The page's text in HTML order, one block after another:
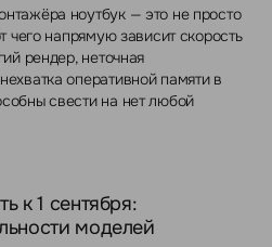
ноутбук — это не просто
чего напрямую зависит скорость
рендер, неточная
оперативной памяти в
свести на нет любой
к 1 сентября:
моделей